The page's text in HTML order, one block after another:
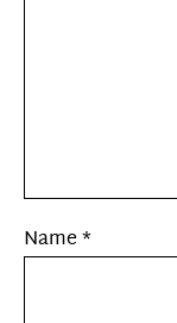
Name*